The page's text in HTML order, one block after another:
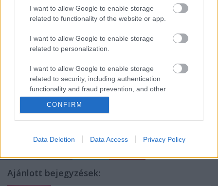
I want to allow Google to enable storage
related to functionality of the website or app.
I want to allow Google to enable storage
related to personalization.
I want to allow Google to enable storage
related to security, including authentication
functionality and fraud prevention, and other
user protection.
CONFIRM
Data Deletion Data Access Privacy Policy
Lékó Tamás
Címkék:red hot chili peppers
Ajánlott bejegyzések: